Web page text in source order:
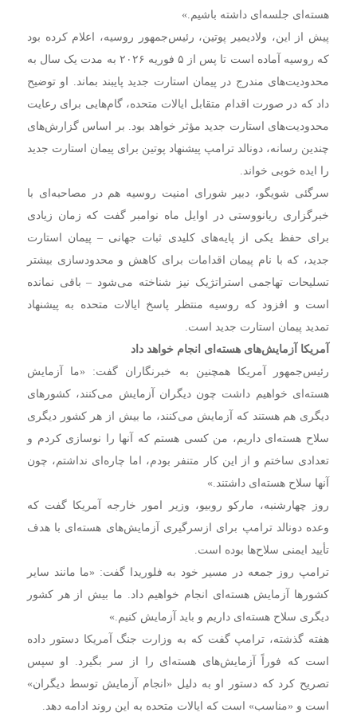
هسته‌ای جلسه‌ای داشته باشیم.»
پیش از این، ولادیمیر پوتین، رئیس‌جمهور روسیه، اعلام کرده بود
که روسیه آماده است تا پس از ۵ فوریه ۲۰۲۶ به مدت یک سال به
محدودیت‌های مندرج در پیمان استارت جدید پایبند بماند. او توضیح
داد که در صورت اقدام متقابل ایالات متحده، گام‌هایی برای رعایت
محدودیت‌های استارت جدید مؤثر خواهد بود. بر اساس گزارش‌های
چندین رسانه، دونالد ترامپ پیشنهاد پوتین برای پیمان استارت جدید
را ایده خوبی خواند.
سرگئی شویگو، دبیر شورای امنیت روسیه هم در مصاحبه‌ای با
خبرگزاری ریانووستی در اوایل ماه نوامبر گفت که زمان زیادی
برای حفظ یکی از پایه‌های کلیدی ثبات جهانی – پیمان استارت
جدید، که با نام پیمان اقدامات برای کاهش و محدودسازی بیشتر
تسلیحات تهاجمی استراتژیک نیز شناخته می‌شود – باقی نمانده
است و افزود که روسیه منتظر پاسخ ایالات متحده به پیشنهاد
تمدید پیمان استارت جدید است.
آمریکا آزمایش‌های هسته‌ای انجام خواهد داد
رئیس‌جمهور آمریکا همچنین به خبرنگاران گفت: «ما آزمایش
هسته‌ای خواهیم داشت چون دیگران آزمایش می‌کنند، کشورهای
دیگری هم هستند که آزمایش می‌کنند، ما بیش از هر کشور دیگری
سلاح هسته‌ای داریم، من کسی هستم که آنها را نوسازی کردم و
تعدادی ساختم و از این کار متنفر بودم، اما چاره‌ای نداشتم، چون
آنها سلاح هسته‌ای داشتند.»
روز چهارشنبه، مارکو روبیو، وزیر امور خارجه آمریکا گفت که
وعده دونالد ترامپ برای ازسرگیری آزمایش‌های هسته‌ای با هدف
تأیید ایمنی سلاح‌ها بوده است.
ترامپ روز جمعه در مسیر خود به فلوریدا گفت: «ما مانند سایر
کشورها آزمایش هسته‌ای انجام خواهیم داد. ما بیش از هر کشور
دیگری سلاح هسته‌ای داریم و باید آزمایش کنیم.»
هفته گذشته، ترامپ گفت که به وزارت جنگ آمریکا دستور داده
است که فوراً آزمایش‌های هسته‌ای را از سر بگیرد. او سپس
تصریح کرد که دستور او به دلیل «انجام آزمایش توسط دیگران»
است و «مناسب» است که ایالات متحده به این روند ادامه دهد.